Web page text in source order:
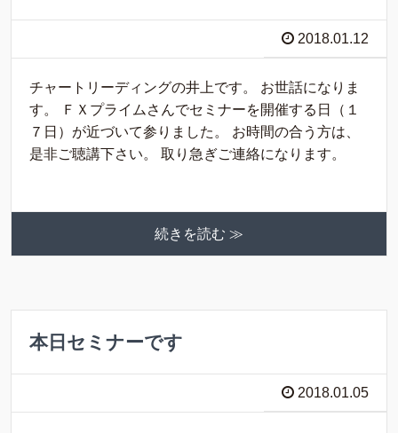
2018.01.12
チャートリーディングの井上です。 お世話になりま
す。 ＦＸプライムさんでセミナーを開催する日（１
７日）が近づいて参りました。 お時間の合う方は、
是非ご聴講下さい。 取り急ぎご連絡になります。
続きを読む ≫
本日セミナーです
2018.01.05